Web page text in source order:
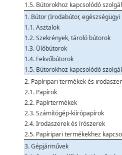
1.5. Bútorokhoz kapcsolódó
1. Bútor (Irodabútor,
1.1. Asztalok
1.2. Szekrények, tároló bútorok
1.3. Ülőbútorok
1.4. Fekvőbútorok
1.5. Bútorokhoz kapcsolódó
2. Papíripari termékek és
2.1. Papírok
2.2. Papírtermékek
2.3. Számítógép-kiírópapírok
2.4. Irodaszerek és írószerek
2.5. Papíripari termékekhez
3. Gépjárművek